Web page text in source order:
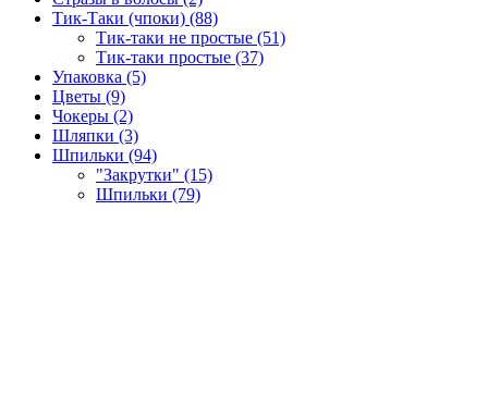
Тик-Таки (чпоки) (88)
Тик-таки не простые (51)
Тик-таки простые (37)
Упаковка (5)
Цветы (9)
Чокеры (2)
Шляпки (3)
Шпильки (94)
"Закрутки" (15)
Шпильки (79)